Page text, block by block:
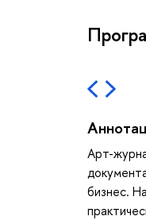
Арт-
бизнес.